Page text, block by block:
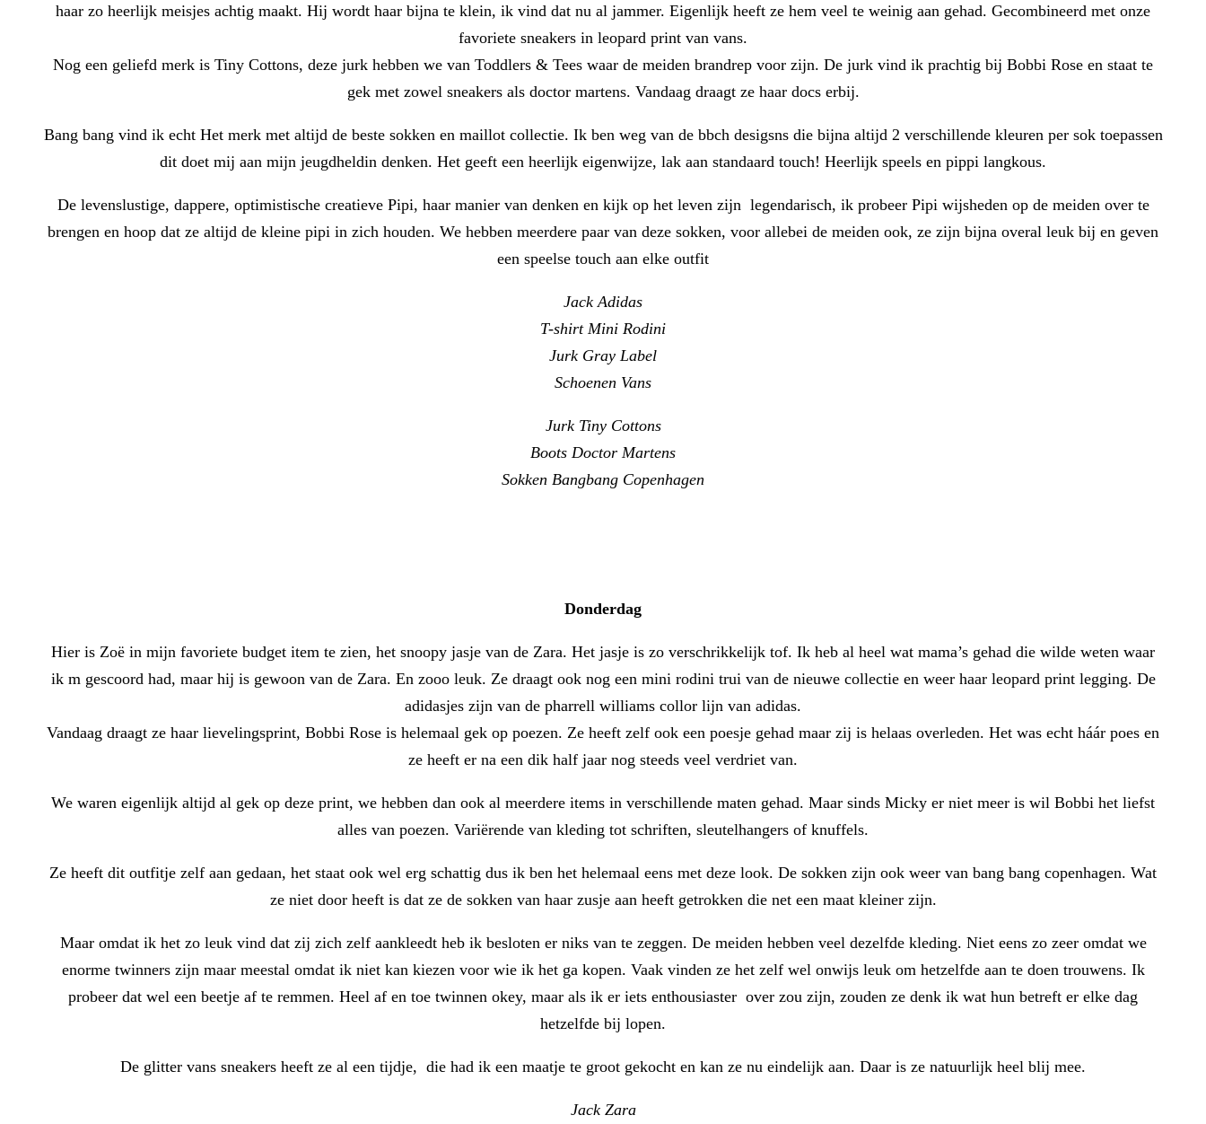
haar zo heerlijk meisjes achtig maakt. Hij wordt haar bijna te klein, ik vind dat nu al jammer. Eigenlijk heeft ze hem veel te weinig aan gehad. Gecombineerd met onze
favoriete sneakers in leopard print van vans.
Nog een geliefd merk is Tiny Cottons, deze jurk hebben we van Toddlers & Tees waar de meiden brandrep voor zijn. De jurk vind ik prachtig bij Bobbi Rose en staat te
gek met zowel sneakers als doctor martens. Vandaag draagt ze haar docs erbij.
Bang bang vind ik echt Het merk met altijd de beste sokken en maillot collectie. Ik ben weg van de bbch desigsns die bijna altijd 2 verschillende kleuren per sok toepassen
dit doet mij aan mijn jeugdheldin denken. Het geeft een heerlijk eigenwijze, lak aan standaard touch! Heerlijk speels en pippi langkous.
De levenslustige, dappere, optimistische creatieve Pipi, haar manier van denken en kijk op het leven zijn legendarisch, ik probeer Pipi wijsheden op de meiden over te
brengen en hoop dat ze altijd de kleine pipi in zich houden. We hebben meerdere paar van deze sokken, voor allebei de meiden ook, ze zijn bijna overal leuk bij en geven
een speelse touch aan elke outfit
Jack Adidas
T-shirt Mini Rodini
Jurk Gray Label
Schoenen Vans
Jurk Tiny Cottons
Boots Doctor Martens
Sokken Bangbang Copenhagen
Donderdag
Hier is Zoë in mijn favoriete budget item te zien, het snoopy jasje van de Zara. Het jasje is zo verschrikkelijk tof. Ik heb al heel wat mama’s gehad die wilde weten waar
ik m gescoord had, maar hij is gewoon van de Zara. En zooo leuk. Ze draagt ook nog een mini rodini trui van de nieuwe collectie en weer haar leopard print legging. De
adidasjes zijn van de pharrell williams collor lijn van adidas.
Vandaag draagt ze haar lievelingsprint, Bobbi Rose is helemaal gek op poezen. Ze heeft zelf ook een poesje gehad maar zij is helaas overleden. Het was echt háár poes en
ze heeft er na een dik half jaar nog steeds veel verdriet van.
We waren eigenlijk altijd al gek op deze print, we hebben dan ook al meerdere items in verschillende maten gehad. Maar sinds Micky er niet meer is wil Bobbi het liefst
alles van poezen. Variërende van kleding tot schriften, sleutelhangers of knuffels.
Ze heeft dit outfitje zelf aan gedaan, het staat ook wel erg schattig dus ik ben het helemaal eens met deze look. De sokken zijn ook weer van bang bang copenhagen. Wat
ze niet door heeft is dat ze de sokken van haar zusje aan heeft getrokken die net een maat kleiner zijn.
Maar omdat ik het zo leuk vind dat zij zich zelf aankleedt heb ik besloten er niks van te zeggen. De meiden hebben veel dezelfde kleding. Niet eens zo zeer omdat we
enorme twinners zijn maar meestal omdat ik niet kan kiezen voor wie ik het ga kopen. Vaak vinden ze het zelf wel onwijs leuk om hetzelfde aan te doen trouwens. Ik
probeer dat wel een beetje af te remmen. Heel af en toe twinnen okey, maar als ik er iets enthousiaster over zou zijn, zouden ze denk ik wat hun betreft er elke dag
hetzelfde bij lopen.
De glitter vans sneakers heeft ze al een tijdje, die had ik een maatje te groot gekocht en kan ze nu eindelijk aan. Daar is ze natuurlijk heel blij mee.
Jack Zara